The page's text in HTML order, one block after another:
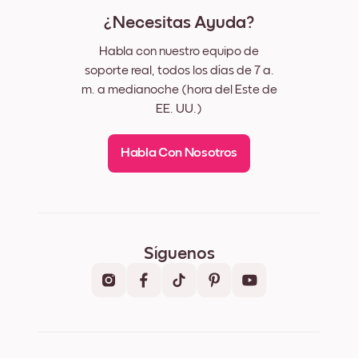
¿Necesitas Ayuda?
Habla con nuestro equipo de
soporte real, todos los días de 7 a.
m. a medianoche (hora del Este de
EE. UU.)
Habla Con Nosotros
Síguenos